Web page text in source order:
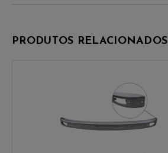
PRODUTOS RELACIONADOS